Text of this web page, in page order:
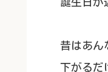
昔はあん
下がるだ